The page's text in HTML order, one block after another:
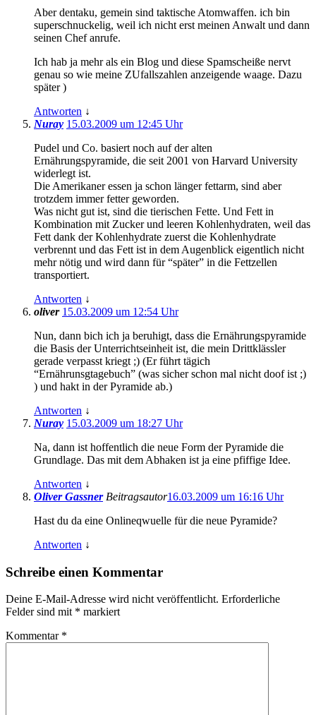
Aber dentaku, gemein sind taktische Atomwaffen. ich bin
superschnuckelig, weil ich nicht erst meinen Anwalt und dann
seinen Chef anrufe.
Ich hab ja mehr als ein Blog und diese Spamscheiße nervt
genau so wie meine ZUfallszahlen anzeigende waage. Dazu
später )
Antworten ↓
Nuray 15.03.2009 um 12:45 Uhr
Pudel und Co. basiert noch auf der alten
Ernährungspyramide, die seit 2001 von Harvard University
widerlegt ist.
Die Amerikaner essen ja schon länger fettarm, sind aber
trotzdem immer fetter geworden.
Was nicht gut ist, sind die tierischen Fette. Und Fett in
Kombination mit Zucker und leeren Kohlenhydraten, weil das
Fett dank der Kohlenhydrate zuerst die Kohlenhydrate
verbrennt und das Fett ist in dem Augenblick eigentlich nicht
mehr nötig und wird dann für “später” in die Fettzellen
transportiert.
Antworten ↓
oliver 15.03.2009 um 12:54 Uhr
Nun, dann bich ich ja beruhigt, dass die Ernährungspyramide
die Basis der Unterrichtseinheit ist, die mein Drittklässler
gerade verpasst kriegt ;) (Er führt tägich
“Ernährunsgtagebuch” (was sicher schon mal nicht doof ist ;)
) und hakt in der Pyramide ab.)
Antworten ↓
Nuray 15.03.2009 um 18:27 Uhr
Na, dann ist hoffentlich die neue Form der Pyramide die
Grundlage. Das mit dem Abhaken ist ja eine pfiffige Idee.
Antworten ↓
Oliver Gassner Beitragsautor16.03.2009 um 16:16 Uhr
Hast du da eine Onlineqwuelle für die neue Pyramide?
Antworten ↓
Schreibe einen Kommentar
Deine E-Mail-Adresse wird nicht veröffentlicht. Erforderliche
Felder sind mit * markiert
Kommentar *